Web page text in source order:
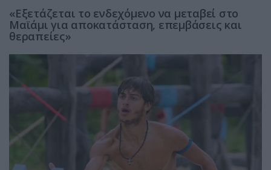
«Εξετάζεται το ενδεχόμενο να μεταβεί στο
Μαϊάμι για αποκατάσταση, επεμβάσεις και
θεραπείες»